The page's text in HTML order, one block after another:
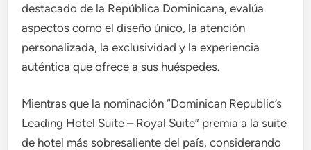
destacado de la República Dominicana, evalúa
aspectos como el diseño único, la atención
personalizada, la exclusividad y la experiencia
auténtica que ofrece a sus huéspedes.
Mientras que la nominación “Dominican Republic’s
Leading Hotel Suite – Royal Suite” premia a la suite
de hotel más sobresaliente del país, considerando